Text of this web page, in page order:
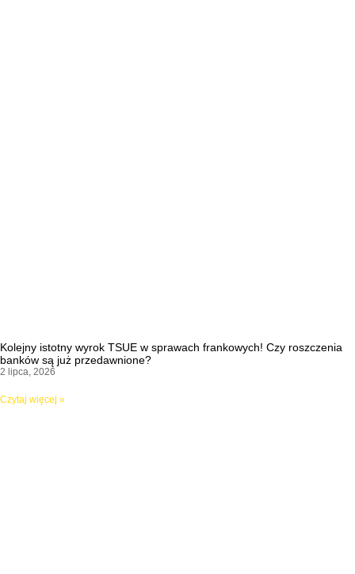
Kolejny istotny wyrok TSUE w sprawach frankowych! Czy roszczenia
banków są już przedawnione?
2 lipca, 2026
Czytaj więcej »